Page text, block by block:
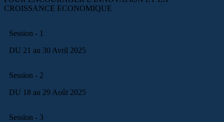
CROISSANCE ECONOMIQUE
Session - 1
DU 21 au 30 Avril 2025
Session - 2
DU 18 au 29 Août 2025
Session - 3